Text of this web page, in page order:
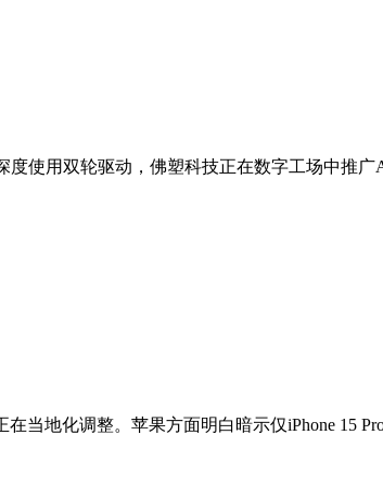
使用双轮驱动，佛塑科技正在数字工场中推
当地化调整。苹果方面明白暗示仅iPhone 15